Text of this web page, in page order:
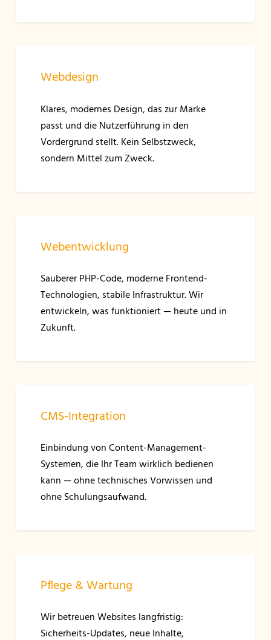
Webdesign
Klares, modernes Design, das zur Marke
passt und die Nutzerführung in den
Vordergrund stellt. Kein Selbstzweck,
sondern Mittel zum Zweck.
Webentwicklung
Sauberer PHP-Code, moderne Frontend-
Technologien, stabile Infrastruktur. Wir
entwickeln, was funktioniert — heute und in
Zukunft.
CMS-Integration
Einbindung von Content-Management-
Systemen, die Ihr Team wirklich bedienen
kann — ohne technisches Vorwissen und
ohne Schulungsaufwand.
Pflege & Wartung
Wir betreuen Websites langfristig:
Sicherheits-Updates, neue Inhalte,